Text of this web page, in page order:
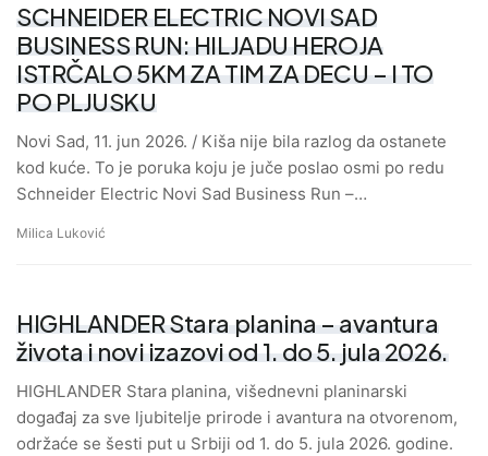
SCHNEIDER ELECTRIC NOVI SAD
BUSINESS RUN: HILJADU HEROJA
ISTRČALO 5KM ZA TIM ZA DECU – I TO
PO PLJUSKU
Novi Sad, 11. jun 2026. / Kiša nije bila razlog da ostanete
kod kuće. To je poruka koju je juče poslao osmi po redu
Schneider Electric Novi Sad Business Run –…
Milica Luković
HIGHLANDER Stara planina – avantura
života i novi izazovi od 1. do 5. jula 2026.
HIGHLANDER Stara planina, višednevni planinarski
događaj za sve ljubitelje prirode i avantura na otvorenom,
održaće se šesti put u Srbiji od 1. do 5. jula 2026. godine.